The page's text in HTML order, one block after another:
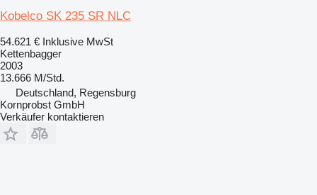
Kobelco SK 235 SR NLC
54.621 € Inklusive MwSt
Kettenbagger
2003
13.666 M/Std.
Deutschland, Regensburg
Kornprobst GmbH
Verkäufer kontaktieren